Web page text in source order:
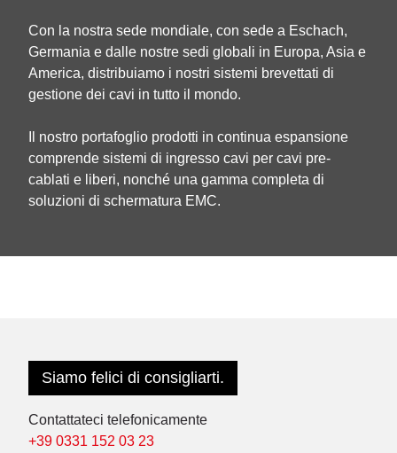
Con la nostra sede mondiale, con sede a Eschach,
Germania e dalle nostre sedi globali in Europa, Asia e
America, distribuiamo i nostri sistemi brevettati di
gestione dei cavi in tutto il mondo.
Il nostro portafoglio prodotti in continua espansione
comprende sistemi di ingresso cavi per cavi pre-
cablati e liberi, nonché una gamma completa di
soluzioni di schermatura EMC.
Siamo felici di consigliarti.
Contattateci telefonicamente
+39 0331 152 03 23